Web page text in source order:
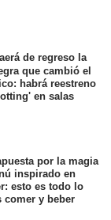
de regreso la
que cambió el
habrá reestreno
en salas
por la magia
inspirado en
esto es todo lo
comer y beber